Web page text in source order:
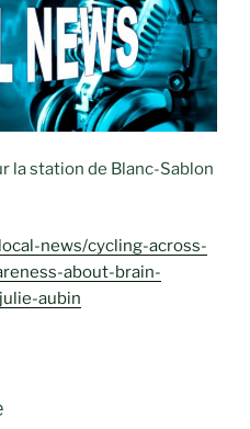
la station de Blanc-Sablon
news/cycling-across-
about-brain-
aubin